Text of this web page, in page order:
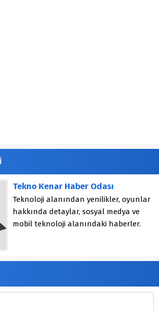
Tekno Kenar Haber Odası
Teknoloji alanından yenilikler, oyunlar
hakkında detaylar, sosyal medya ve
mobil teknoloji alanındaki haberler.